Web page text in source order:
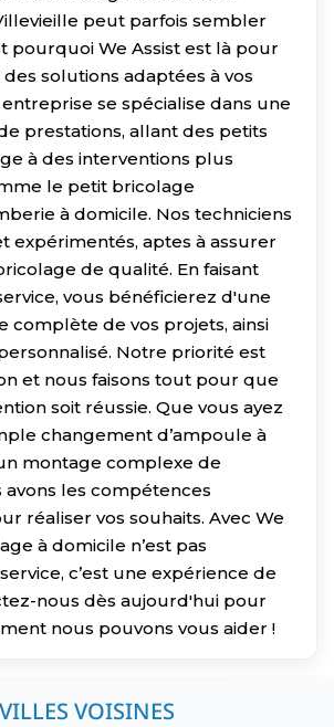
peut parfois sembler
pourquoi We Assist est là pour
solutions adaptées à vos
se spécialise dans une
prestations, allant des petits
à des interventions plus
le petit bricolage
à domicile. Nos techniciens
expérimentés, aptes à assurer
de qualité. En faisant
vous bénéficierez d'une
complète de vos projets, ainsi
Notre priorité est
et nous faisons tout pour que
soit réussie. Que vous ayez
changement d’ampoule à
montage complexe de
les compétences
réaliser vos souhaits. Avec We
à domicile n’est pas
c’est une expérience de
nous dès aujourd'hui pour
nous pouvons vous aider !
VILLES VOISINES